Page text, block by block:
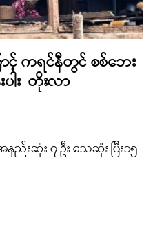
ာင့် ကရင်နီတွင် စစ်ဘေး
ါး တိုးလာ
ည်းဆုံး ၇ ဦး သေဆုံး ပြီး၁၅